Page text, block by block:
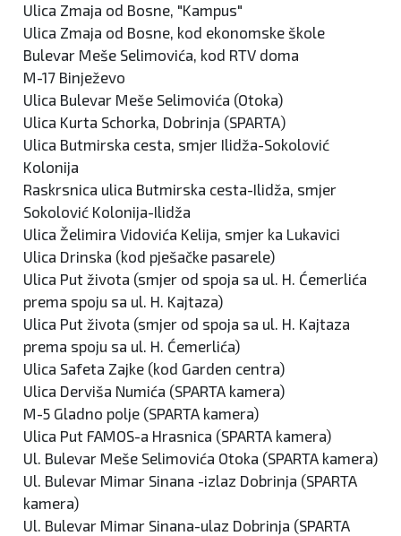
Ulica Zmaja od Bosne, "Kampus"
Ulica Zmaja od Bosne, kod ekonomske škole
Bulevar Meše Selimovića, kod RTV doma
M-17 Binježevo
Ulica Bulevar Meše Selimovića (Otoka)
Ulica Kurta Schorka, Dobrinja (SPARTA)
Ulica Butmirska cesta, smjer Ilidža-Sokolović
Kolonija
Raskrsnica ulica Butmirska cesta-Ilidža, smjer
Sokolović Kolonija-Ilidža
Ulica Želimira Vidovića Kelija, smjer ka Lukavici
Ulica Drinska (kod pješačke pasarele)
Ulica Put života (smjer od spoja sa ul. H. Ćemerlića
prema spoju sa ul. H. Kajtaza)
Ulica Put života (smjer od spoja sa ul. H. Kajtaza
prema spoju sa ul. H. Ćemerlića)
Ulica Safeta Zajke (kod Garden centra)
Ulica Derviša Numića (SPARTA kamera)
M-5 Gladno polje (SPARTA kamera)
Ulica Put FAMOS-a Hrasnica (SPARTA kamera)
Ul. Bulevar Meše Selimovića Otoka (SPARTA kamera)
Ul. Bulevar Mimar Sinana -izlaz Dobrinja (SPARTA
kamera)
Ul. Bulevar Mimar Sinana-ulaz Dobrinja (SPARTA